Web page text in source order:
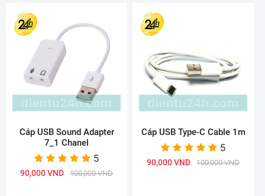
Cáp USB Sound Adapter
7_1 Chanel
5
90,000 VND 100,000 VND
Cáp USB Type-C Cable 1m
5
90,000 VND 100,000 VND